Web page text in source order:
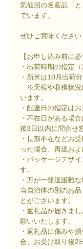
気仙沼の名産品「
でいます。
ぜひご賞味ください
【お申し込み前に
・出荷時期の指定
・新米は10月出荷
※天候や収穫状況
います。
・配達日の指定は
・不在日がある場
後3日以内に問合せ
・長期不在などお
った場合、再送お
・パッケージデザ
す。
・万が一発送困難
当自治体の別のお
とがございます。
・返礼品が届きま
願いいたします。
・返礼品に傷みや
合、お受け取り後2